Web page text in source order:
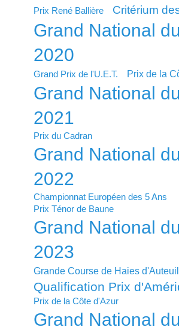
Prix René Ballière Critérium
Grand National du Trot
2020
Grand Prix de l'U.E.T. Prix de la
Grand National du Trot
2021
Prix du Cadran
Grand National du Trot
2022
Championnat Européen des 5 Ans
Prix Ténor de Baune
Grand National du Trot
2023
Grande Course de Haies d'Auteuil
Qualification Prix
Prix de la Côte d'Azur
Grand National du Trot